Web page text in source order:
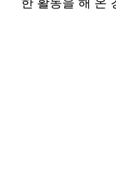
한 활동을 해 온